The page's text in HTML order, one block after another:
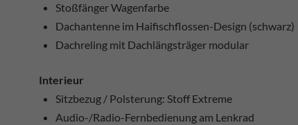
Stoßfänger Wagenfarbe
Dachantenne im Haifischflossen-Design (schwarz)
Dachreling mit Dachlängsträger modular
Interieur
Sitzbezug / Polsterung: Stoff Extreme
Audio-/Radio-Fernbedienung am Lenkrad